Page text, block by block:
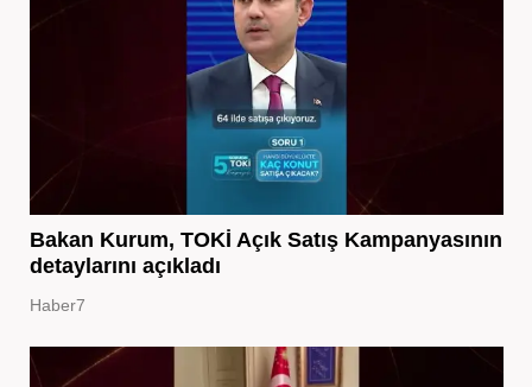
Bakan Kurum, TOKİ Açık Satış Kampanyasının
detaylarını açıkladı
Haber7